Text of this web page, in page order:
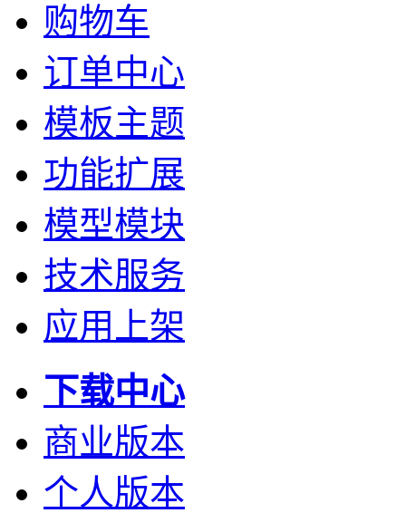
购物车
订单中心
模板主题
功能扩展
模型模块
技术服务
应用上架
下载中心
商业版本
个人版本